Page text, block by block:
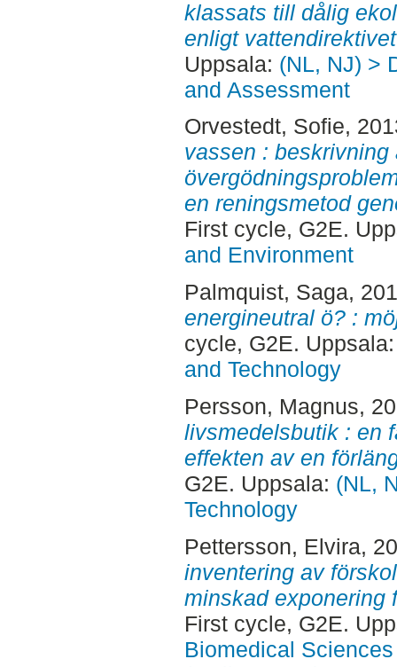
klassats till dålig
enligt
Uppsala: (NL, NJ) >
and Assessment
Orvestedt, Sofie,
vassen : beskrivning
en reningsmetod
First cycle, G2E.
and Environment
Palmquist, Saga,
energineutral ö? :
cycle, G2E.
and Technology
Persson, Magnus,
livsmedelsbutik : en
effekten av en
G2E. Uppsala: (NL,
Technology
Pettersson, Elvira,
inventering av
minskad exponering
First cycle, G2E.
Biomedical